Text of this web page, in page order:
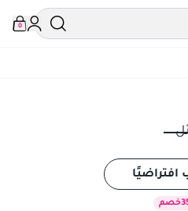
0
افتراضيًا
خصم